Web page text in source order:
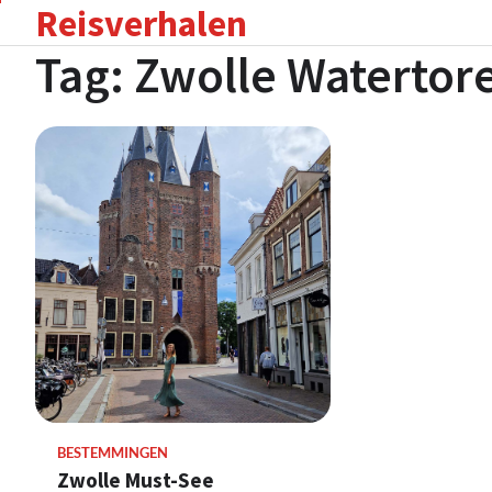
content
Reisverhalen
Tag: Zwolle
BESTEMMINGEN
Zwolle Must-See